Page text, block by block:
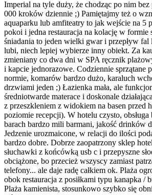
Imperial na tyle duży, że chodząc po nim
000 kroków dziennie ;) Pamiętajmy też o
aquaparku lub amfiteatry to jak wejście na 5
pokoi i jedna restauracja na kolację w formie
śniadania to jeden wielki gwar i przepływ
lubi, niech lepiej wybierze inny obiekt. Za
zmieniany co dwa dni w SPA ręcznik
i kapcie jednorazowe. Codziennie sprzątane
normie, komarów bardzo dużo, karaluch
drzwiami jeden ;) Łazienka mała, ale
średniotwarde materace i doskonale
z przeszkleniem z widokiem na basen przed
poziomie recepcji). W hotelu czysto, obsługa
barach bardzo mili barmani, jakość drinków
Jedzenie urozmaicone, w relacji do ilości
bardzo dobre. Dobrze zaopatrzony sklep
słuchawki z końcówką usb c i przepyszne
obciążone, bo przecież wszyscy zamiast
telefony... ale daje radę całkiem ok. Plaża
obok restauracja z posiłkami typu kanapka /
Plaża kamienista, stosunkowo szybko się